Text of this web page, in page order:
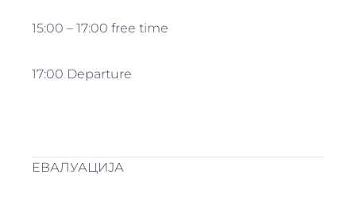
15:00 – 17:00 free time
17:00 Departure
EВАЛУАЦИЈА